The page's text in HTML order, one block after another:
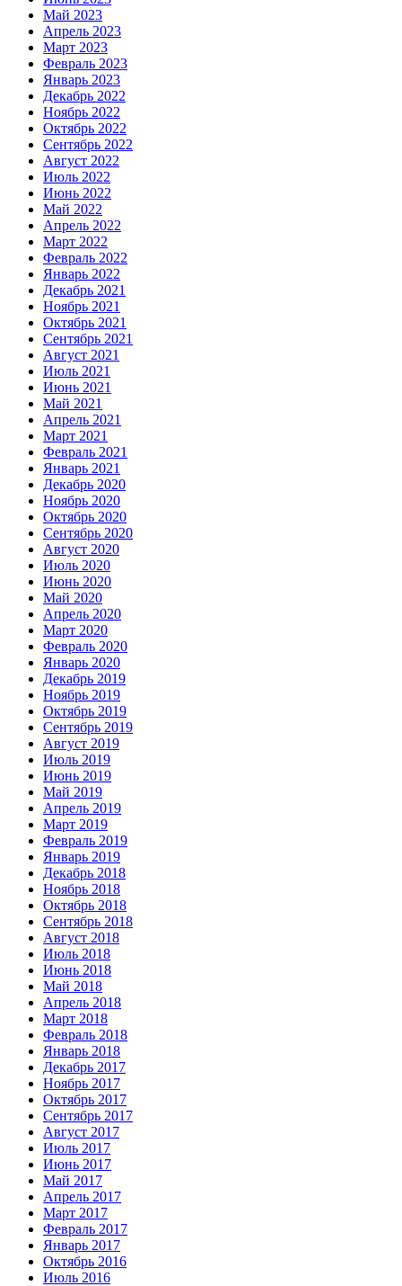
Май 2023
Апрель 2023
Март 2023
Февраль 2023
Январь 2023
Декабрь 2022
Ноябрь 2022
Октябрь 2022
Сентябрь 2022
Август 2022
Июль 2022
Июнь 2022
Май 2022
Апрель 2022
Март 2022
Февраль 2022
Январь 2022
Декабрь 2021
Ноябрь 2021
Октябрь 2021
Сентябрь 2021
Август 2021
Июль 2021
Июнь 2021
Май 2021
Апрель 2021
Март 2021
Февраль 2021
Январь 2021
Декабрь 2020
Ноябрь 2020
Октябрь 2020
Сентябрь 2020
Август 2020
Июль 2020
Июнь 2020
Май 2020
Апрель 2020
Март 2020
Февраль 2020
Январь 2020
Декабрь 2019
Ноябрь 2019
Октябрь 2019
Сентябрь 2019
Август 2019
Июль 2019
Июнь 2019
Май 2019
Апрель 2019
Март 2019
Февраль 2019
Январь 2019
Декабрь 2018
Ноябрь 2018
Октябрь 2018
Сентябрь 2018
Август 2018
Июль 2018
Июнь 2018
Май 2018
Апрель 2018
Март 2018
Февраль 2018
Январь 2018
Декабрь 2017
Ноябрь 2017
Октябрь 2017
Сентябрь 2017
Август 2017
Июль 2017
Июнь 2017
Май 2017
Апрель 2017
Март 2017
Февраль 2017
Январь 2017
Октябрь 2016
Июль 2016